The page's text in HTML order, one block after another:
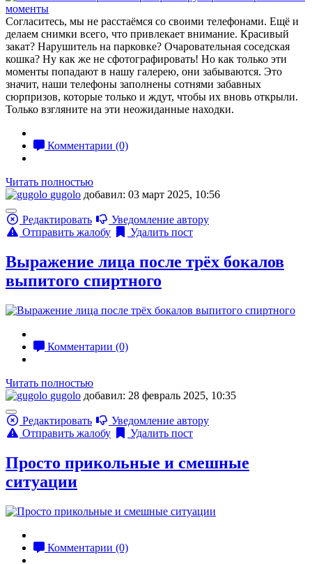
Согласитесь, мы не расстаёмся со своими телефонами. Ещё и
делаем снимки всего, что привлекает внимание. Красивый
закат? Нарушитель на парковке? Очаровательная соседская
кошка? Ну как же не сфотографировать! Но как только эти
моменты попадают в нашу галерею, они забываются. Это
значит, наши телефоны заполнены сотнями забавных
сюрпризов, которые только и ждут, чтобы их вновь открыли.
Только взгляните на эти неожиданные находки.
Комментарии (0)
Читать полностью
gugolo добавил: 03 март 2025, 10:56
Редактировать
Уведомление автору
Отправить жалобу
Удалить пост
Выражение лица после трёх бокалов
выпитого спиртного
Комментарии (0)
Читать полностью
gugolo добавил: 28 февраль 2025, 10:35
Редактировать
Уведомление автору
Отправить жалобу
Удалить пост
Просто прикольные и смешные
ситуации
Комментарии (0)